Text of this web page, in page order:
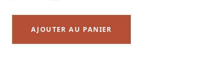
AJOUTER AU PANIER